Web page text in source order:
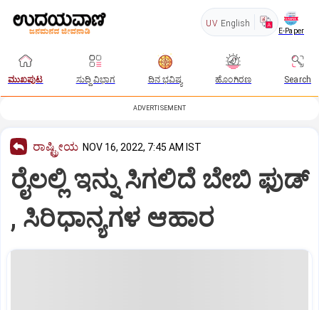
UV English
E-Paper
ಮುಖಪುಟ ಸುದ್ದಿ ವಿಭಾಗ ದಿನ ಭವಿಷ್ಯ ಹೊಂಗಿರಣ Search
ADVERTISEMENT
ರಾಷ್ಟ್ರೀಯ NOV 16, 2022, 7:45 AM IST
ರೈಲಲ್ಲಿ ಇನ್ನು ಸಿಗಲಿದೆ ಬೇಬಿ ಫುಡ್
, ಸಿರಿಧಾನ್ಯಗಳ ಆಹಾರ